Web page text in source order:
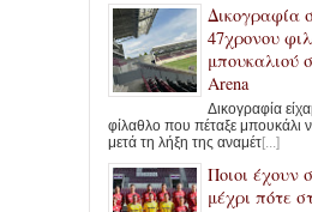
Δικογραφία
47χρονου
μπουκαλιού
Arena
Δικογραφία
φίλαθλο που πέταξε μπουκάλι
μετά τη λήξη της αναμέτ[...]
Ποιοι έχουν
μέχρι πότε